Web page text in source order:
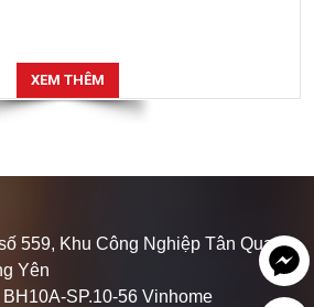
XEM THÊM
559, Khu Công Nghiệp Tân Quang,
Yên
SP.10-56 Vinhome